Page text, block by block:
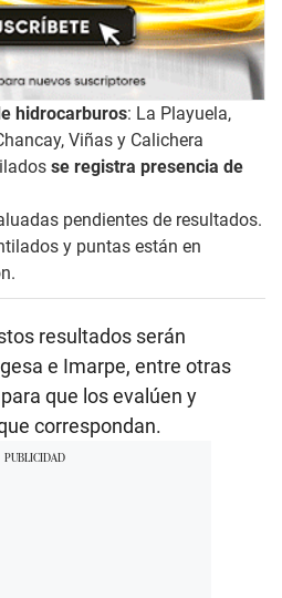
hidrocarburos: La Playuela,
Viñas y Calichera
se registra presencia de
pendientes de resultados.
y puntas están en
resultados serán
e Imarpe, entre otras
que los evalúen y
correspondan.